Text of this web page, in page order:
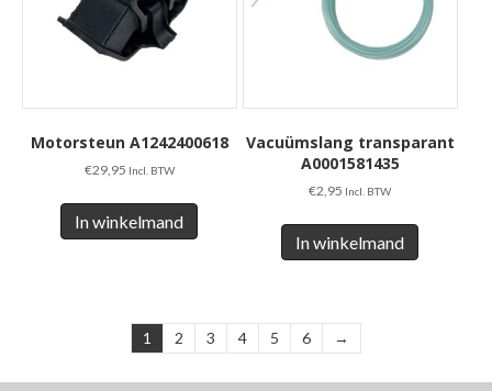
Motorsteun A1242400618
€29,95 Incl. BTW
In winkelmand
Vacuümslang transparant
A0001581435
€2,95 Incl. BTW
In winkelmand
1 2 3 4 5 6 →